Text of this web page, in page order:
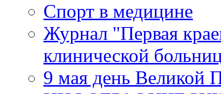
Спорт в медицине
Журнал "Первая
клинической
9 мая день Великой